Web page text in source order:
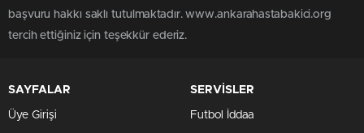
başvuru hakkı saklı tutulmaktadır. www.ankarahastabakici.org
tercih ettiğiniz için teşekkür ederiz.
SAYFALAR
Üye Girişi
SERVİSLER
Futbol İddaa